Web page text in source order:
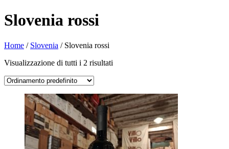
Slovenia rossi
Home / Slovenia / Slovenia rossi
Visualizzazione di tutti i 2 risultati